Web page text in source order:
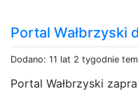
Portal Wałbrzyski
Dodano: 11 lat 2 tygodnie
Portal Wałbrzyski